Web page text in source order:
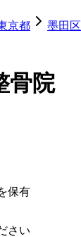
京都 墨田区
骨院
保有
さい